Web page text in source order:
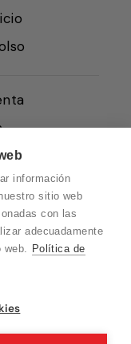
información
sitio web
con las
adecuadamente
web. Política de
que
cliente es de